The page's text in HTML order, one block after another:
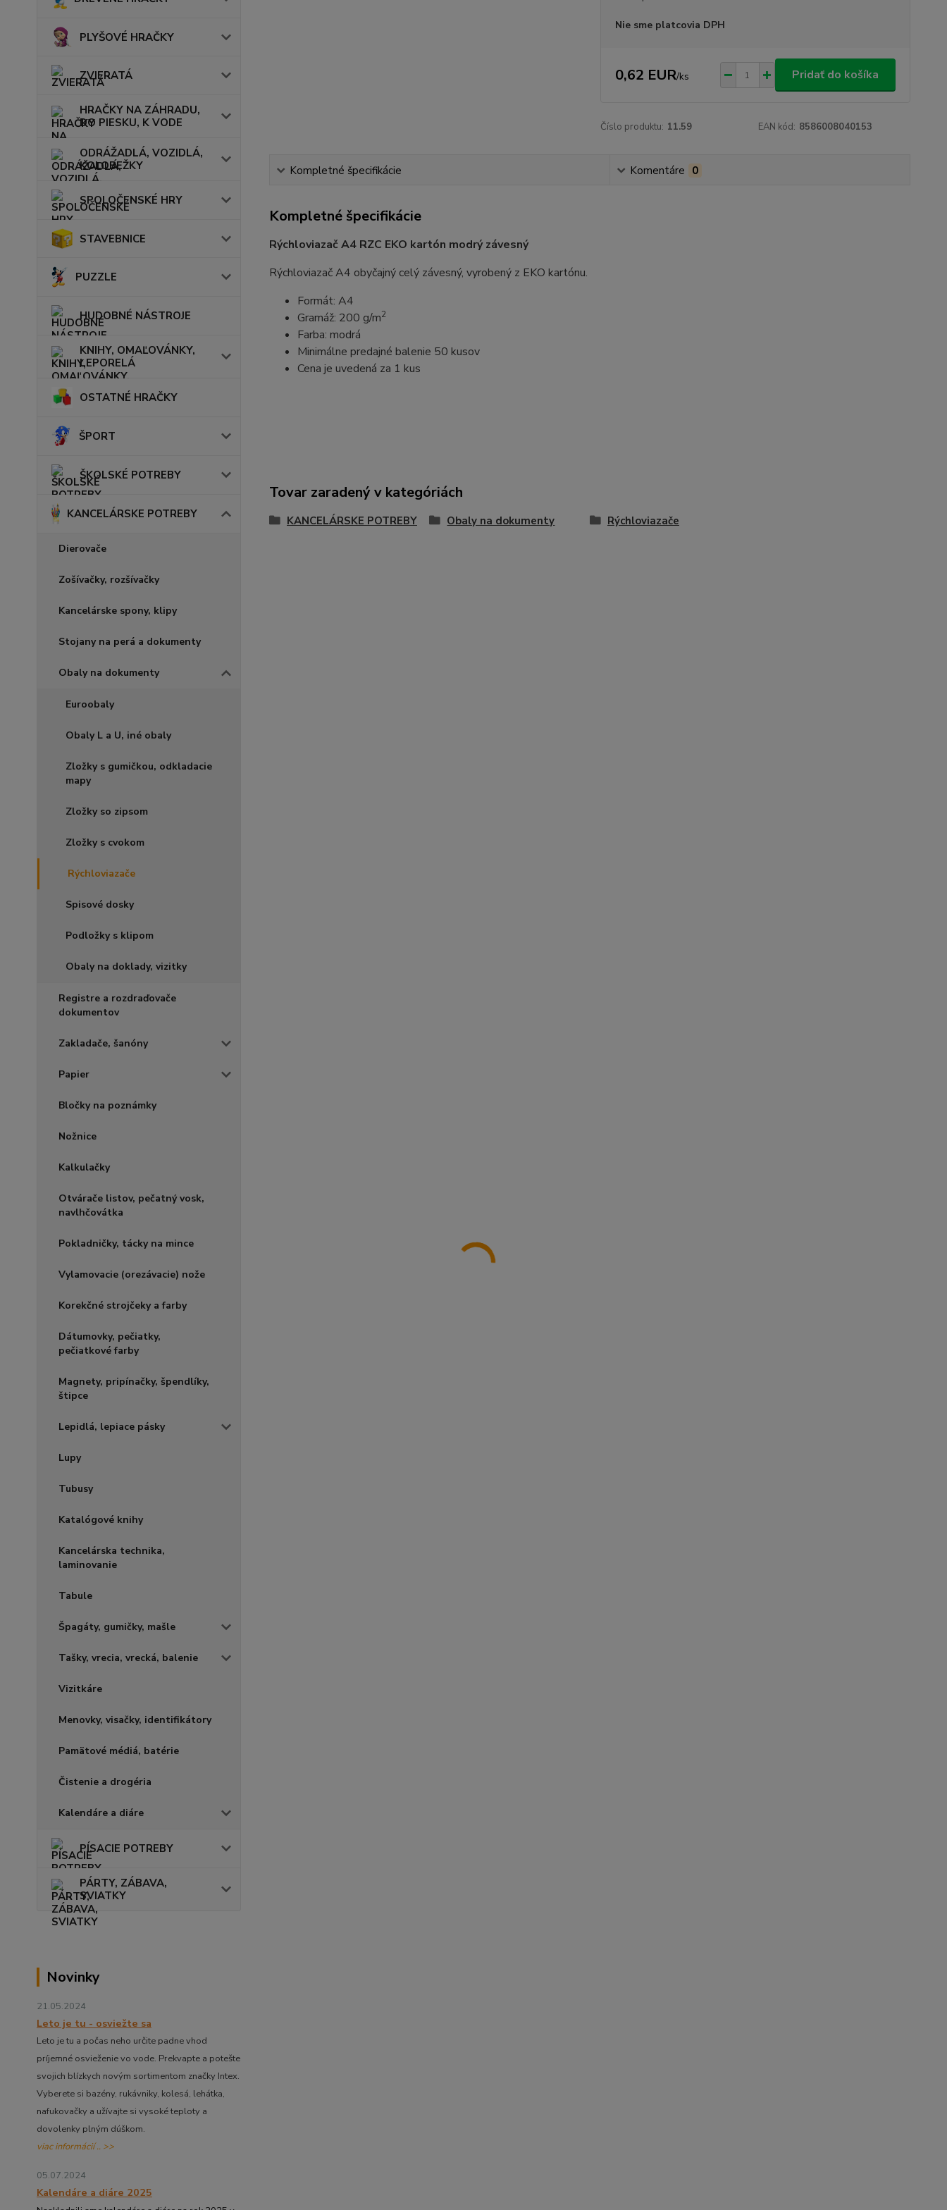
PLYŠOVÉ HRAČKY
ZVIERATÁ
HRAČKY NA ZÁHRADU,
DO PIESKU, K VODE
ODRÁŽADLÁ, VOZIDLÁ,
KOLOBEŽKY
SPOLOČENSKÉ HRY
STAVEBNICE
PUZZLE
HUDOBNÉ NÁSTROJE
KNIHY, OMAĽOVÁNKY,
LEPORELÁ
OSTATNÉ HRAČKY
ŠPORT
ŠKOLSKÉ POTREBY
KANCELÁRSKE POTREBY
Dierovače
Zošívačky, rozšívačky
Kancelárske spony, klipy
Stojany na perá a dokumenty
Obaly na dokumenty
Euroobaly
Obaly L a U, iné obaly
Zložky s gumičkou, odkladacie
mapy
Zložky so zipsom
Zložky s cvokom
Rýchloviazače
Spisové dosky
Podložky s klipom
Obaly na doklady, vizitky
Registre a rozdraďovače
dokumentov
Zakladače, šanóny
Papier
Bločky na poznámky
Nožnice
Kalkulačky
Otvárače listov, pečatný vosk,
navlhčovátka
Pokladničky, tácky na mince
Vylamovacie (orezávacie) nože
Korekčné strojčeky a farby
Dátumovky, pečiatky,
pečiatkové farby
Magnety, pripínačky, špendlíky,
štipce
Lepidlá, lepiace pásky
Lupy
Tubusy
Katalógové knihy
Kancelárska technika,
laminovanie
Tabule
Špagáty, gumičky, mašle
Tašky, vrecia, vrecká, balenie
Vizitkáre
Menovky, visačky, identifikátory
Pamätové médiá, batérie
Čistenie a drogéria
Kalendáre a diáre
PÍSACIE POTREBY
PÁRTY, ZÁBAVA,
SVIATKY
Novinky
21.05.2024
Leto je tu - osviežte sa
Leto je tu a počas neho určite padne vhod
príjemné osvieženie vo vode. Prekvapte a potešte
svojich blízkych novým sortimentom značky Intex.
Vyberete si bazény, rukávniky, kolesá, lehátka,
nafukovačky a užívajte si vysoké teploty a
dovolenky plným dúškom.
viac informácií .. >>
05.07.2024
Kalendáre a diáre 2025
Nie sme platcovia DPH
0,62 EUR/ks Pridať do košíka
Číslo produktu: 11.59 EAN kód: 8586008040153
Kompletné špecifikácie Komentáre 0
Kompletné špecifikácie
Rýchloviazač A4 RZC EKO kartón modrý závesný
Rýchloviazač A4 obyčajný celý závesný, vyrobený z EKO kartónu.
Formát: A4
Gramáž: 200 g/m2
Farba: modrá
Minimálne predajné balenie 50 kusov
Cena je uvedená za 1 kus
Tovar zaradený v kategóriách
KANCELÁRSKE POTREBY Obaly na dokumenty Rýchloviazače